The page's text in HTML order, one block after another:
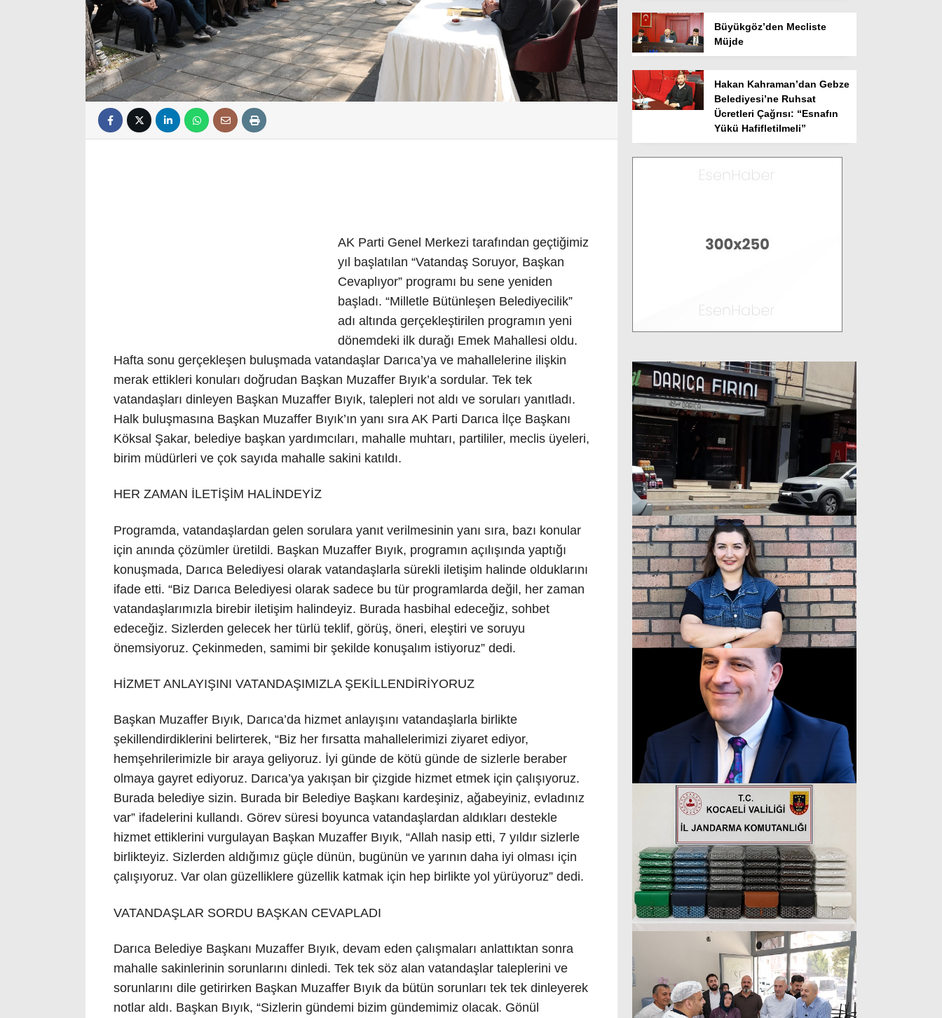
AK Parti Genel Merkezi tarafından geçtiğimiz
yıl başlatılan “Vatandaş Soruyor, Başkan
Cevaplıyor” programı bu sene yeniden
başladı. “Milletle Bütünleşen Belediyecilik”
adı altında gerçekleştirilen programın yeni
dönemdeki ilk durağı Emek Mahallesi oldu.
Hafta sonu gerçekleşen buluşmada vatandaşlar Darıca’ya ve mahallelerine ilişkin
merak ettikleri konuları doğrudan Başkan Muzaffer Bıyık’a sordular. Tek tek
vatandaşları dinleyen Başkan Muzaffer Bıyık, talepleri not aldı ve soruları yanıtladı.
Halk buluşmasına Başkan Muzaffer Bıyık’ın yanı sıra AK Parti Darıca İlçe Başkanı
Köksal Şakar, belediye başkan yardımcıları, mahalle muhtarı, partililer, meclis üyeleri,
birim müdürleri ve çok sayıda mahalle sakini katıldı.
HER ZAMAN İLETİŞİM HALİNDEYİZ
Programda, vatandaşlardan gelen sorulara yanıt verilmesinin yanı sıra, bazı konular
için anında çözümler üretildi. Başkan Muzaffer Bıyık, programın açılışında yaptığı
konuşmada, Darıca Belediyesi olarak vatandaşlarla sürekli iletişim halinde olduklarını
ifade etti. “Biz Darıca Belediyesi olarak sadece bu tür programlarda değil, her zaman
vatandaşlarımızla birebir iletişim halindeyiz. Burada hasbihal edeceğiz, sohbet
edeceğiz. Sizlerden gelecek her türlü teklif, görüş, öneri, eleştiri ve soruyu
önemsiyoruz. Çekinmeden, samimi bir şekilde konuşalım istiyoruz” dedi.
HİZMET ANLAYIŞINI VATANDAŞIMIZLA ŞEKİLLENDİRİYORUZ
Başkan Muzaffer Bıyık, Darıca’da hizmet anlayışını vatandaşlarla birlikte
şekillendirdiklerini belirterek, “Biz her fırsatta mahallelerimizi ziyaret ediyor,
hemşehrilerimizle bir araya geliyoruz. İyi günde de kötü günde de sizlerle beraber
olmaya gayret ediyoruz. Darıca’ya yakışan bir çizgide hizmet etmek için çalışıyoruz.
Burada belediye sizin. Burada bir Belediye Başkanı kardeşiniz, ağabeyiniz, evladınız
var” ifadelerini kullandı. Görev süresi boyunca vatandaşlardan aldıkları destekle
hizmet ettiklerini vurgulayan Başkan Muzaffer Bıyık, “Allah nasip etti, 7 yıldır sizlerle
birlikteyiz. Sizlerden aldığımız güçle dünün, bugünün ve yarının daha iyi olması için
çalışıyoruz. Var olan güzelliklere güzellik katmak için hep birlikte yol yürüyoruz” dedi.
VATANDAŞLAR SORDU BAŞKAN CEVAPLADI
Darıca Belediye Başkanı Muzaffer Bıyık, devam eden çalışmaları anlattıktan sonra
mahalle sakinlerinin sorunlarını dinledi. Tek tek söz alan vatandaşlar taleplerini ve
sorunlarını dile getirirken Başkan Muzaffer Bıyık da bütün sorunları tek tek dinleyerek
notlar aldı. Başkan Bıyık, “Sizlerin gündemi bizim gündemimiz olacak. Gönül
Büyükgöz’den Mecliste
Müjde
Hakan Kahraman’dan Gebze
Belediyesi’ne Ruhsat
Ücretleri Çağrısı: “Esnafın
Yükü Hafifletilmeli”